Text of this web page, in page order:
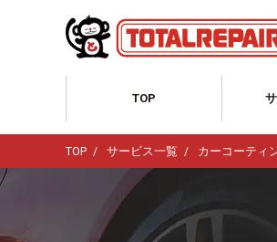
TOP
サービス一覧TOP
自動車のリペア
TOP サービス一覧 カーコーティ